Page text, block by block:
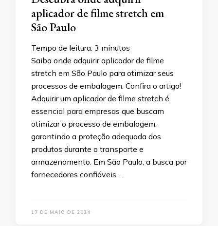
aplicador de filme stretch em
São Paulo
Tempo de leitura: 3 minutos
Saiba onde adquirir aplicador de filme
stretch em São Paulo para otimizar seus
processos de embalagem. Confira o artigo!
Adquirir um aplicador de filme stretch é
essencial para empresas que buscam
otimizar o processo de embalagem,
garantindo a proteção adequada dos
produtos durante o transporte e
armazenamento. Em São Paulo, a busca por
fornecedores confiáveis …
17 DE MAIO DE 2024